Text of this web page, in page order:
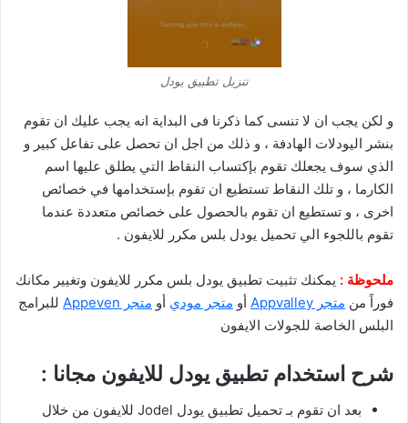
تنزيل تطبيق يودل
و لكن يجب ان لا تنسى كما ذكرنا فى البداية انه يجب عليك ان تقوم
بنشر اليودلات الهادفة ، و ذلك من اجل ان تحصل على تفاعل كبير و
الذي سوف يجعلك تقوم بإكتساب النقاط التي يطلق عليها اسم
الكارما ، و تلك النقاط تستطيع ان تقوم بإستخدامها في خصائص
اخرى ، و تستطيع ان تقوم بالحصول على خصائص متعددة عندما
تقوم باللجوء الي تحميل يودل بلس مكرر للايفون .
ملحوظة : يمكنك تثبيت تطبيق يودل بلس مكرر للايفون وتغيير مكانك
فوراً من متجر Appvalley أو متجر مودي أو متجر Appeven
للبرامج
البلس الخاصة للجولات الايفون
شرح استخدام تطبيق يودل للايفون مجانا :
بعد ان تقوم بـ تحميل تطبيق يودل Jodel للايفون من خلال